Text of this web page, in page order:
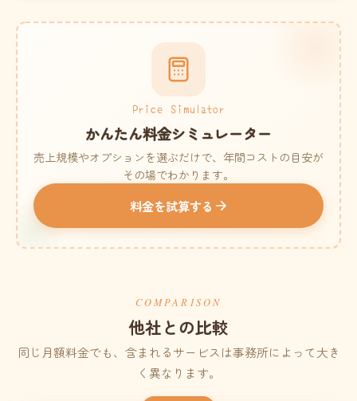
Price Simulator
かんたん料金シミュレーター
売上規模やオプションを選ぶだけで、年間コストの目安が
その場でわかります。
料金を試算する
COMPARISON
他社との比較
同じ月額料金でも、含まれるサービスは事務所によって大き
く異なります。